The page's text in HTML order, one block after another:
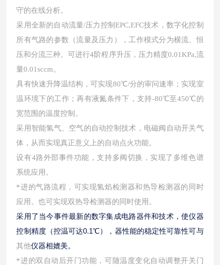
守的在线分析。
采用全新的自动流量/压力控制EPC,EFC技术，数字化控制
所有气路的参数（流量及压力），工作模式分为横流、恒
压和分流三种。可进行4阶程序升压，压力精度0.01KPa,流
量0.01sccm。
具有快速升降温结构，可实现80℃/分的审问速率；实现室
温环境下的工作；再有液氮条件下，支持-80℃至450℃的
宽范围的温度控制。
采用智能氢气、空气的自动控制技术，电磁阀自动开关气
体，从而实现真正意义上的自动点火功能。
设有4路外部事件功能，支持多阀切换，实现了多维色谱
系统应用。
*进的气路流程，可实现氢焰检测器和热导检测器的同时
应用。也可实现双热导检测器的同时使用。
采用了当今事件最新的数字集成电路器件和技术，使仪器
控制精度（控温可达0.1℃），器性能的稳定性可靠性可与
其他仪器相媲美。
*进的双自动后开门功能，可随温度变化自动调整开关门